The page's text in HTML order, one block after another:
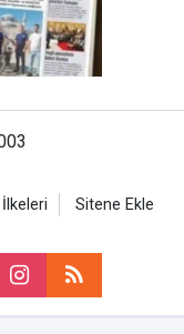
Sitene Ekle